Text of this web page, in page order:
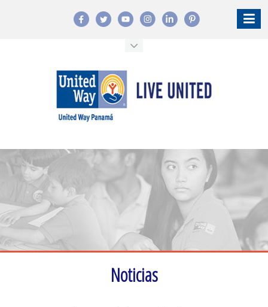
Noticias